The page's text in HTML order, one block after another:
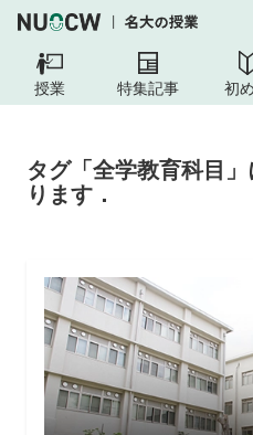
授業 特集記事 初
タグ「全学教育科目
ります．